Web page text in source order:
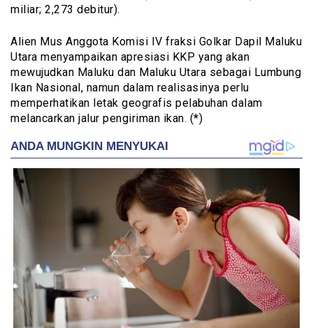
miliar; 2,273 debitur).
Alien Mus Anggota Komisi IV fraksi Golkar Dapil Maluku
Utara menyampaikan apresiasi KKP yang akan
mewujudkan Maluku dan Maluku Utara sebagai Lumbung
Ikan Nasional, namun dalam realisasinya perlu
memperhatikan letak geografis pelabuhan dalam
melancarkan jalur pengiriman ikan. (*)